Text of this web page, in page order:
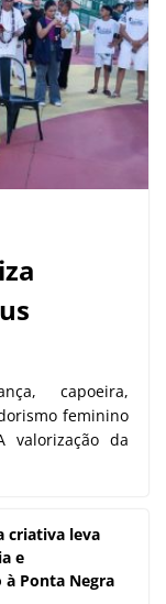
capoeira,
feminino
valorização da
criativa leva
e
Ponta Negra